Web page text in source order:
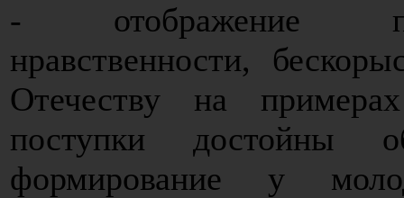
- отображение
нравственности,
Отечеству на
поступки достойны
формирование у